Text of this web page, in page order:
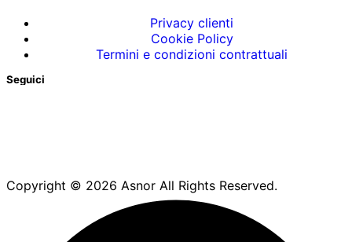
Privacy clienti
Cookie Policy
Termini e condizioni contrattuali
Seguici
Copyright © 2026 Asnor All Rights Reserved.